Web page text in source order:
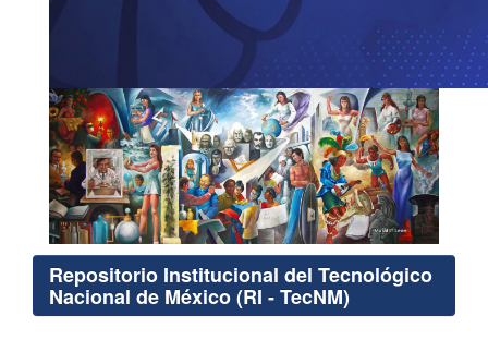
Repositorio Institucional del Tecnológico
Nacional de México (RI - TecNM)